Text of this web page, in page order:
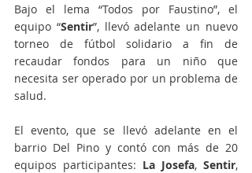
Bajo el lema “Todos por Faustino”, el
equipo “Sentir”, llevó adelante un nuevo
torneo de fútbol solidario a fin de
recaudar fondos para un niño que
necesita ser operado por un problema de
salud.
El evento, que se llevó adelante en el
barrio Del Pino y contó con más de 20
equipos participantes: La Josefa, Sentir